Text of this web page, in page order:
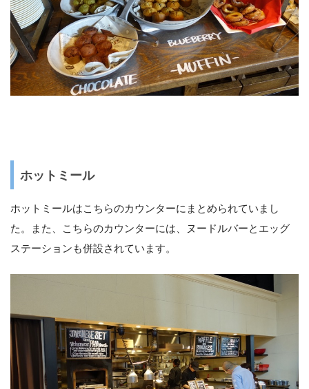
ホットミール
ホットミールはこちらのカウンターにまとめられていまし
た。また、こちらのカウンターには、ヌードルバーとエッグ
ステーションも併設されています。